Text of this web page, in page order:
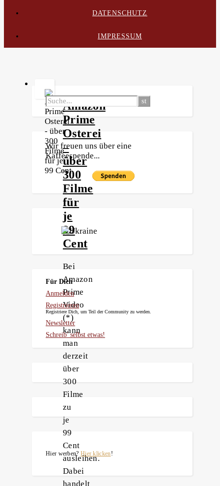
DATENSCHUTZ
IMPRESSUM
Amazon
Prime
Osterei
–
über
300
Filme
für
je
99
Cent
Bei
Amazon
Prime
Video
(*)
kann
man
derzeit
über
300
Filme
zu
je
99
Cent
ausleihen.
Dabei
handelt
Wir freuen uns über eine
Kaffeespende...
Für Dich
Anmelden
Registrieren
Registriere Dich, um Teil der Community zu werden.
Newsletter
Schreib' selbst etwas!
Hier werben? Hier klicken!